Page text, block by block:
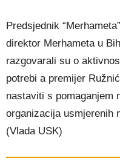
Predsjednik
direktor Merhameta u
razgovarali su o
potrebi a premijer
nastaviti s pomaganjem
organizacija usmjerenih
(Vlada USK)